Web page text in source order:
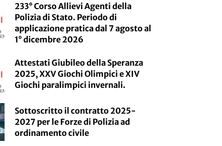
233° Corso Allievi Agenti della
Polizia di Stato. Periodo di
applicazione pratica dal 7 agosto al
1° dicembre 2026
Attestati Giubileo della Speranza
2025, XXV Giochi Olimpici e XIV
Giochi paralimpici invernali.
Sottoscritto il contratto 2025-
2027 per le Forze di Polizia ad
ordinamento civile